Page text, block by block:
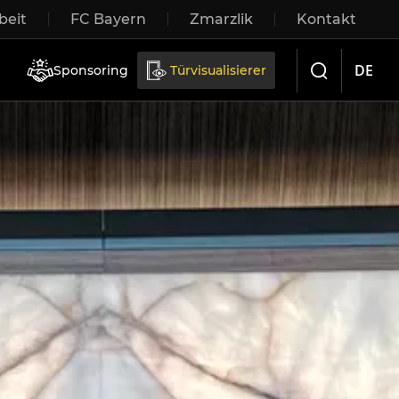
FC Bayern Zmarzlik Kontakt
Sponsoring Türvisualisierer DE